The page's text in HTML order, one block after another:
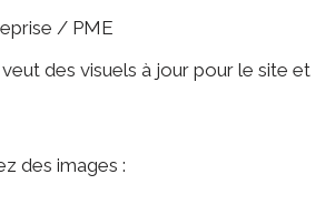
/ PME
des visuels à jour pour le site et
des images :